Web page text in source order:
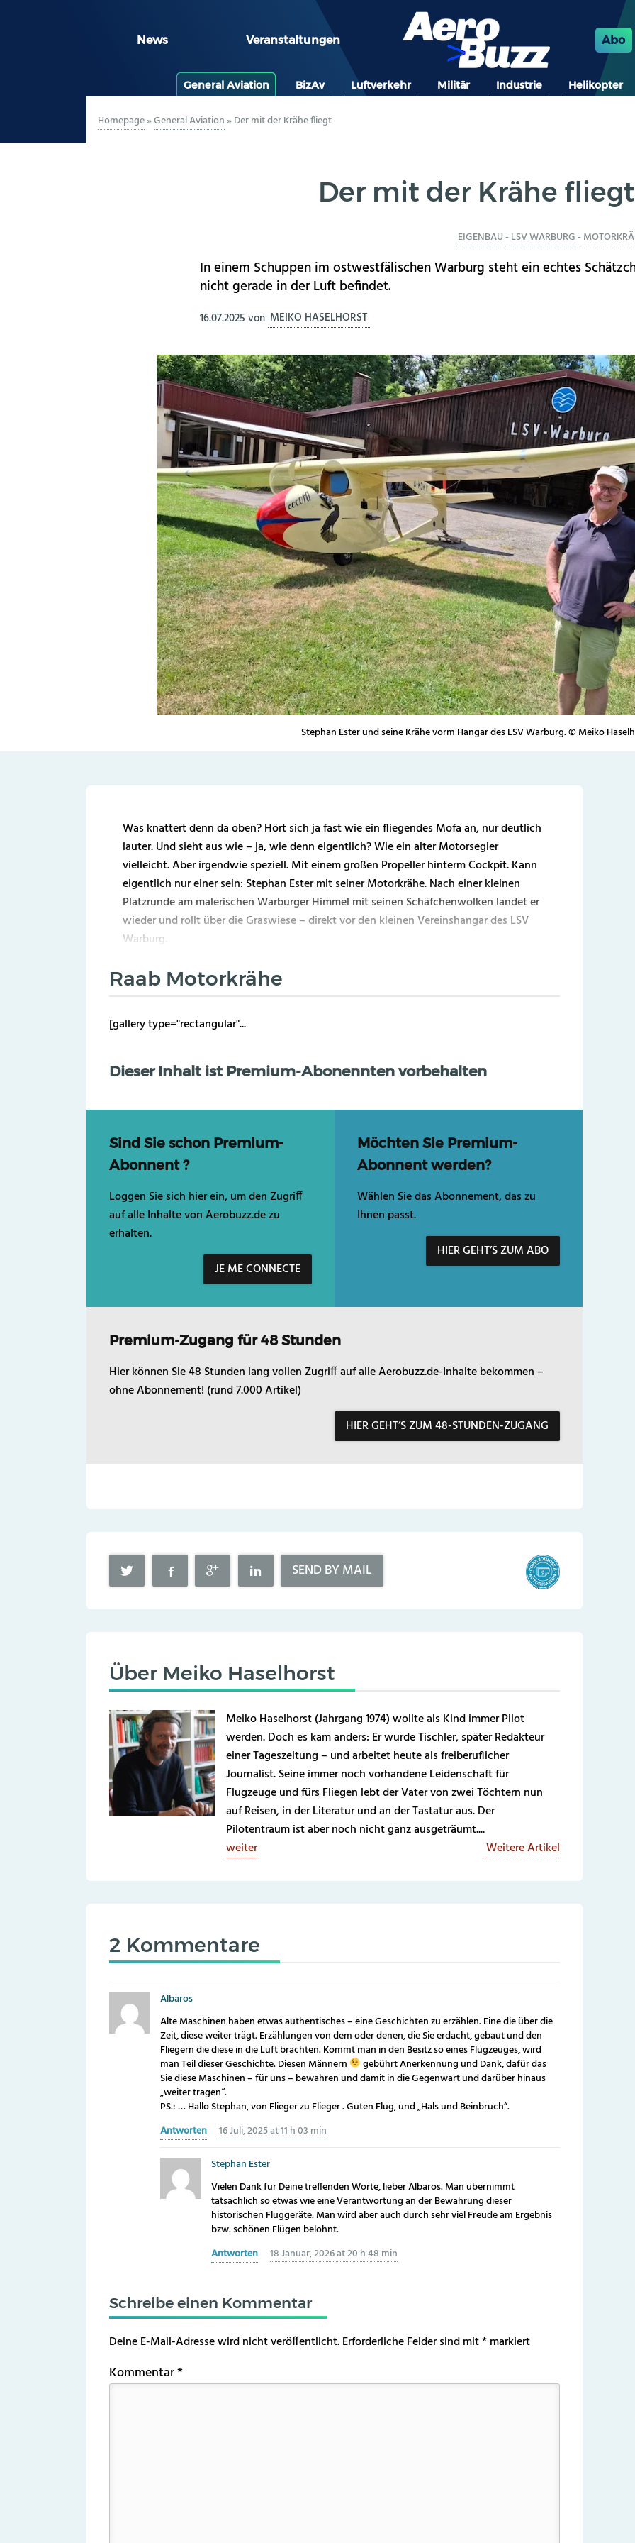
News Veranstaltungen Abo
General Aviation BizAv Luftverkehr Militär Industrie Helikopter
Homepage»General Aviation »Der mit der Krähe fliegt
Der mit der Krähe fliegt
EIGENBAU- LSV WARBURG-
In einem Schuppen im ostwestfälischen Warburg steht ein echtes
nicht gerade in der Luft befindet.
16.07.2025 von MEIKO HASELHORST
Stephan Ester und seine Krähe vorm Hangar des LSV Warburg. © Meiko
Was knattert denn da oben? Hört sich ja fast wie ein fliegendes Mofa an, nur deutlich
lauter. Und sieht aus wie – ja, wie denn eigentlich? Wie ein alter Motorsegler
vielleicht. Aber irgendwie speziell. Mit einem großen Propeller hinterm Cockpit. Kann
eigentlich nur einer sein: Stephan Ester mit seiner Motorkrähe. Nach einer kleinen
Platzrunde am malerischen Warburger Himmel mit seinen Schäfchenwolken landet er
wieder und rollt über die Graswiese – direkt vor den kleinen Vereinshangar des LSV
Warburg.
Raab Motorkrähe
[gallery type="rectangular"...
Dieser Inhalt ist Premium-Abonennten vorbehalten
Sind Sie schon Premium-
Abonnent ?
Loggen Sie sich hier ein, um den Zugriff
auf alle Inhalte von Aerobuzz.de zu
erhalten.
JE ME CONNECTE
Möchten Sie Premium-
Abonnent werden?
Wählen Sie das Abonnement, das zu
Ihnen passt.
HIER GEHT’S ZUM ABO
Premium-Zugang für 48 Stunden
Hier können Sie 48 Stunden lang vollen Zugriff auf alle Aerobuzz.de-Inhalte bekommen –
ohne Abonnement! (rund 7.000 Artikel)
HIER GEHT’S ZUM 48-STUNDEN-ZUGANG
SEND BY MAIL
Über Meiko Haselhorst
Meiko Haselhorst (Jahrgang 1974) wollte als Kind immer Pilot
werden. Doch es kam anders: Er wurde Tischler, später Redakteur
einer Tageszeitung – und arbeitet heute als freiberuflicher
Journalist. Seine immer noch vorhandene Leidenschaft für
Flugzeuge und fürs Fliegen lebt der Vater von zwei Töchtern nun
auf Reisen, in der Literatur und an der Tastatur aus. Der
Pilotentraum ist aber noch nicht ganz ausgeträumt....
weiter
Weitere Artikel
2 Kommentare
Albaros
Alte Maschinen haben etwas authentisches – eine Geschichten zu erzählen. Eine die über die
Zeit, diese weiter trägt. Erzählungen von dem oder denen, die Sie erdacht, gebaut und den
Fliegern die diese in die Luft brachten. Kommt man in den Besitz so eines Flugzeuges, wird
man Teil dieser Geschichte. Diesen Männern
gebührt Anerkennung und Dank, dafür das
Sie diese Maschinen – für uns – bewahren und damit in die Gegenwart und darüber hinaus
„weiter tragen“.
PS.: … Hallo Stephan, von Flieger zu Flieger . Guten Flug, und „Hals und Beinbruch“.
Antworten
16 Juli, 2025 at 11 h 03 min
Stephan Ester
Vielen Dank für Deine treffenden Worte, lieber Albaros. Man übernimmt
tatsächlich so etwas wie eine Verantwortung an der Bewahrung dieser
historischen Fluggeräte. Man wird aber auch durch sehr viel Freude am Ergebnis
bzw. schönen Flügen belohnt.
Antworten
18 Januar, 2026 at 20 h 48 min
Schreibe einen Kommentar
Deine E-Mail-Adresse wird nicht veröffentlicht.Erforderliche Felder sind mit*markiert
Kommentar*